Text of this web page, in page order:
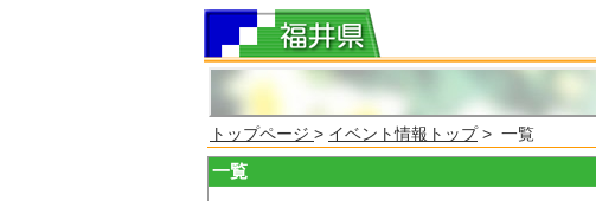
トップページ > イベント情報トップ> 一覧
一覧